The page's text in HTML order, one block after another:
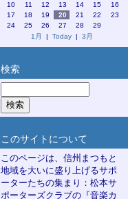
10
11 12 13 14 15
16
17
18 19 20 21 22
23
24
25 26 27 28
29
1月
| Today | 3月
検索
このサイトについて
このページは、信州まつもと
地域を大いに盛り上げるサポ
ーターたちの集まり：松本サ
ポーターズクラブの『音楽カ